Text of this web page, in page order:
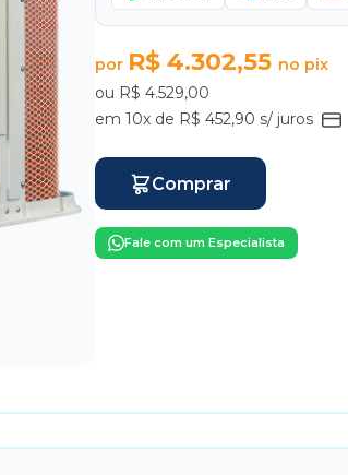
por R$ 4.302,55 no pix
ou R$ 4.529,00
em 10x de R$ 452,90 s/ juros
Comprar
Fale com um Especialista